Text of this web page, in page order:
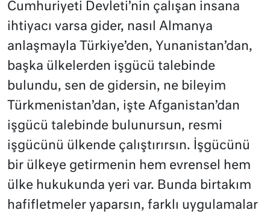
Cumhuriyeti Devleti’nin çalışan insana
ihtiyacı varsa gider, nasıl Almanya
anlaşmayla Türkiye’den, Yunanistan’dan,
başka ülkelerden işgücü talebinde
bulundu, sen de gidersin, ne bileyim
Türkmenistan’dan, işte Afganistan’dan
işgücü talebinde bulunursun, resmi
işgücünü ülkende çalıştırırsın. İşgücünü
bir ülkeye getirmenin hem evrensel hem
ülke hukukunda yeri var. Bunda birtakım
hafifletmeler yaparsın, farklı uygulamalar